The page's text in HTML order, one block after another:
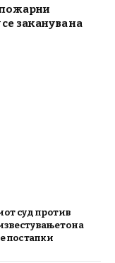
заканува на
суд против
на
постапки